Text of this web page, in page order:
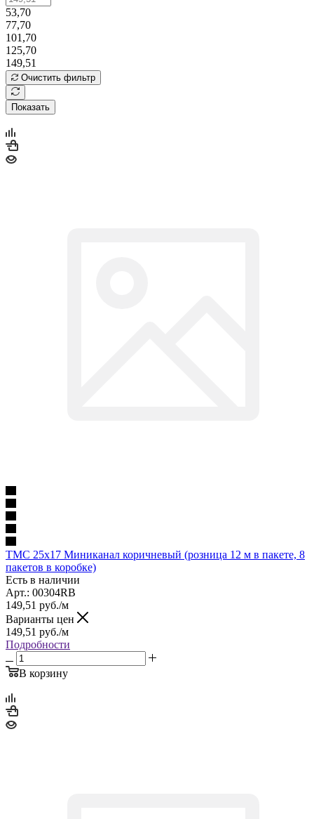
53,70
77,70
101,70
125,70
149,51
Очистить фильтр
Показать
TMC 25x17 Миниканал коричневый (розница 12 м в пакете, 8
пакетов в коробке)
Есть в наличии
Арт.: 00304RB
149,51 руб./м
Варианты цен
149,51 руб./м
Подробности
В корзину